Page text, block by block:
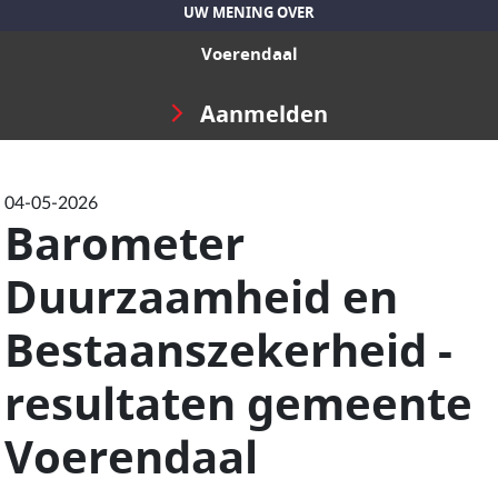
UW MENING OVER
Voerendaal
Aanmelden
04-05-2026
Barometer
Duurzaamheid en
Bestaanszekerheid -
resultaten gemeente
Voerendaal